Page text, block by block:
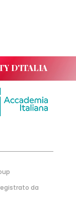
D'ITALIA
da